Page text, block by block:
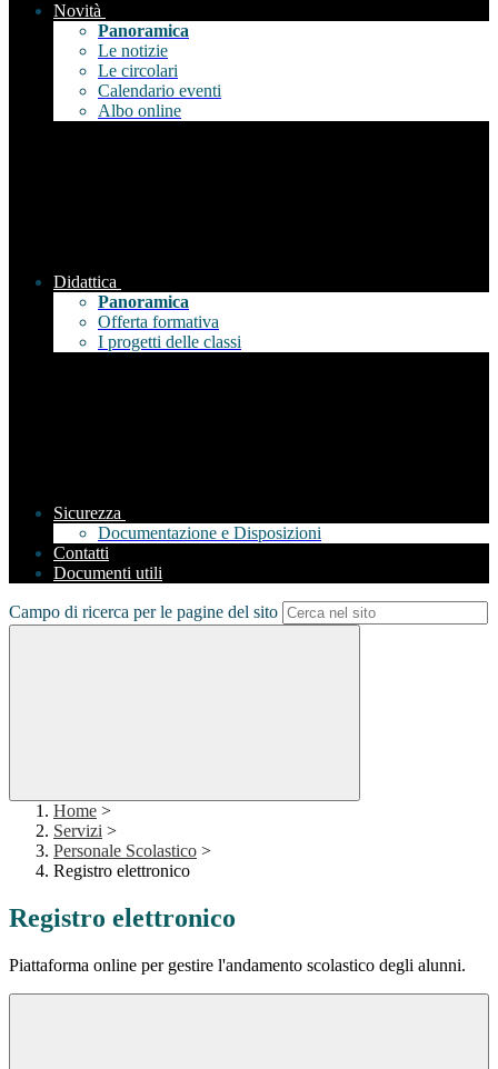
Novità
Panoramica
Le notizie
Le circolari
Calendario eventi
Albo online
Didattica
Panoramica
Offerta formativa
I progetti delle classi
Sicurezza
Documentazione e Disposizioni
Contatti
Documenti utili
Campo di ricerca per le pagine del sito
Home >
Servizi >
Personale Scolastico >
Registro elettronico
Registro elettronico
Piattaforma online per gestire l'andamento scolastico degli alunni.